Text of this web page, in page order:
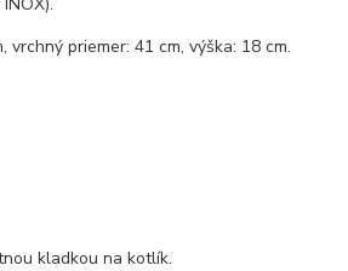
vrchný priemer: 41 cm, výška: 18 cm.
kladkou na kotlík.